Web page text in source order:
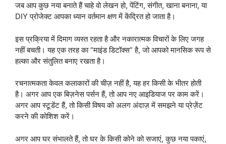
जब आप कुछ नया बनाते हैं चाहे वो लेखन हो, पेंटिंग, संगीत, खाना बनाना, या
DIY प्रोजेक्ट आपका ध्यान वर्तमान क्षण में केंद्रित हो जाता है।
इस प्रक्रिया में दिमाग व्यस्त रहता है और नकारात्मक विचारों के लिए जगह
नहीं बचती। यह एक तरह का “माइंड डिटॉक्स” है, जो आपको मानसिक रूप से
हल्का और संतुलित बनाए रखता है।
रचनात्मकता केवल कलाकारों की चीज़ नहीं है, यह हर किसी के भीतर होती
है। अगर आप एक बिज़नेस पर्सन हैं, तो आप नए आइडियाज पर काम करें।
अगर आप स्टूडेंट हैं, तो किसी विषय को अलग अंदाज़ में समझने या प्रेज़ेंट
करने की कोशिश करें।
अगर आप घर संभालते हैं, तो घर के किसी कोने को सजाएं, कुछ नया पकाएं,